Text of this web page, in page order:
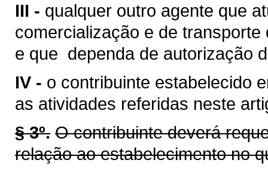
III - qualquer outro agente que
comercialização e de
e que dependa de autorização
IV - o contribuinte estabelecido
as atividades referidas neste
§ 3º. O contribuinte deverá
relação ao estabelecimento no